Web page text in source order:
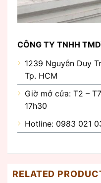
CÔNG TY TNHH
1239 Nguyễn Duy
Tp. HCM
Giờ mở cửa: T2 –
17h30
Hotline: 0983 021
RELATED